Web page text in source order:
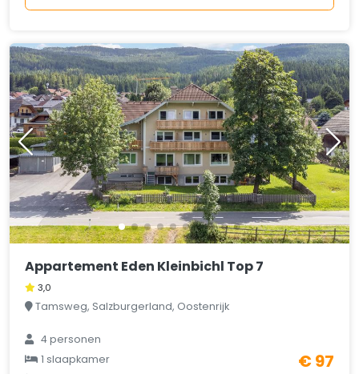
Appartement Eden Kleinbichl Top 7
3,0
Tamsweg, Salzburgerland, Oostenrijk
4 personen
1 slaapkamer
€ 97